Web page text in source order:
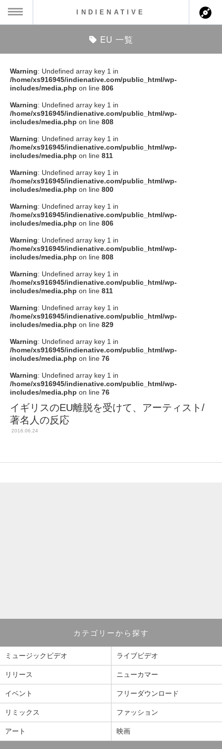
ス情報
ト情報
アーティスト
ション
ト
クト
SOCIAL
Facebook
instagram
Tumblr
Soundcloud
to indienative
INDIENATIVE
EU 一覧
Warning: Undefined array key 1 in
/home/xs916945/indienative.com/public_html/wp-
includes/media.php on line 806
Warning: Undefined array key 1 in
/home/xs916945/indienative.com/public_html/wp-
includes/media.php on line 808
Warning: Undefined array key 1 in
/home/xs916945/indienative.com/public_html/wp-
includes/media.php on line 811
Warning: Undefined array key 1 in
/home/xs916945/indienative.com/public_html/wp-
includes/media.php on line 800
Warning: Undefined array key 1 in
/home/xs916945/indienative.com/public_html/wp-
includes/media.php on line 806
Warning: Undefined array key 1 in
/home/xs916945/indienative.com/public_html/wp-
includes/media.php on line 808
Warning: Undefined array key 1 in
/home/xs916945/indienative.com/public_html/wp-
includes/media.php on line 811
Warning: Undefined array key 1 in
/home/xs916945/indienative.com/public_html/wp-
includes/media.php on line 829
Warning: Undefined array key 1 in
/home/xs916945/indienative.com/public_html/wp-
includes/media.php on line 76
Warning: Undefined array key 1 in
/home/xs916945/indienative.com/public_html/wp-
includes/media.php on line 76
イギリスのEU離脱を受けて、アーティスト/
著名人の反応
2016.06.24
カテゴリーから探す
ミュージックビデオ ライブビデオ
リリース ニューカマー
イベント フリーダウンロード
リミックス ファッション
アート 映画